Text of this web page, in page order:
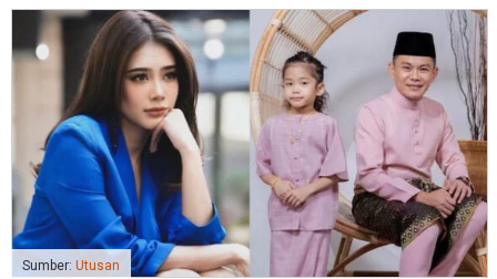
Sumber: Utusan